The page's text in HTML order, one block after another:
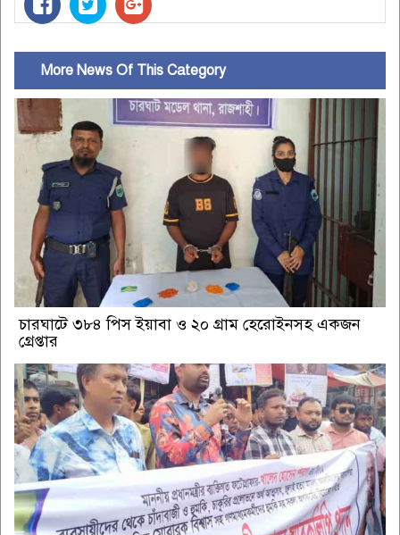
More News Of This Category
চারঘাটে ৩৮৪ পিস ইয়াবা ও ২০ গ্রাম হেরোইনসহ একজন
গ্রেপ্তার